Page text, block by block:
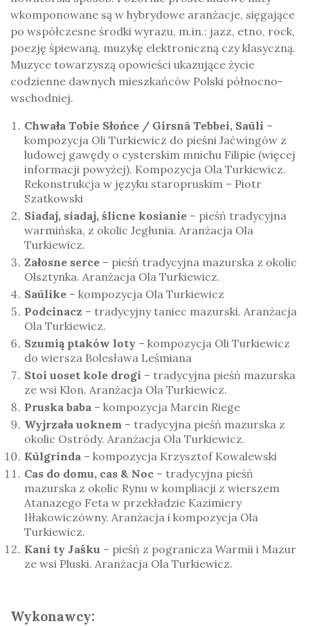
wkomponowane są w hybrydowe aranżacje, sięgające
po współczesne środki wyrazu, m.in.: jazz, etno, rock,
poezję śpiewaną, muzykę elektroniczną czy klasyczną.
Muzyce towarzyszą opowieści ukazujące życie
codzienne dawnych mieszkańców Polski północno-
wschodniej.
Chwała Tobie Słońce / Girsnā Tebbei, Saūli –
kompozycja Oli Turkiewicz do pieśni Jaćwingów z
ludowej gawędy o cysterskim mnichu Filipie (więcej
informacji powyżej). Kompozycja Ola Turkiewicz.
Rekonstrukcja w języku staropruskim – Piotr
Szatkowski
Siadaj, siadaj, ślicne kosianie – pieśń tradycyjna
warmińska, z okolic Jegłunia. Aranżacja Ola
Turkiewicz.
Załosne serce – pieśń tradycyjna mazurska z okolic
Olsztynka. Aranżacja Ola Turkiewicz.
Saūlike – kompozycja Ola Turkiewicz
Podcinacz – tradycyjny taniec mazurski. Aranżacja
Ola Turkiewicz.
Szumią ptaków loty – kompozycja Oli Turkiewicz
do wiersza Bolesława Leśmiana
Stoi uoset kole drogi – tradycyjna pieśń mazurska
ze wsi Klon. Aranżacja Ola Turkiewicz.
Pruska baba – kompozycja Marcin Riege
Wyjrzała uoknem – tradycyjna pieśń mazurska z
okolic Ostródy. Aranżacja Ola Turkiewicz.
Kūlgrinda – kompozycja Krzysztof Kowalewski
Cas do domu, cas & Noc – tradycyjna pieśń
mazurska z okolic Rynu w kompliacji z wierszem
Atanazego Feta w przekładzie Kazimiery
Iłłakowiczówny. Aranżacja i kompozycja Ola
Turkiewicz.
Kani ty Jaśku – pieśń z pogranicza Warmii i Mazur
ze wsi Pluski. Aranżacja Ola Turkiewicz.
Wykonawcy: